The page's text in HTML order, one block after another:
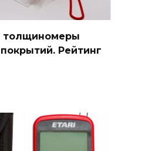
Рейтинг